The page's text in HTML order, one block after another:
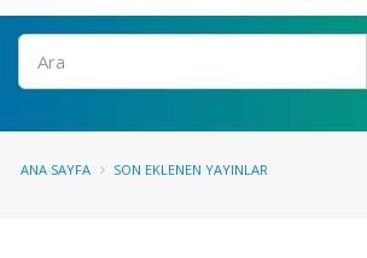
Ara
ANA SAYFA SON EKLENEN YAYINLAR